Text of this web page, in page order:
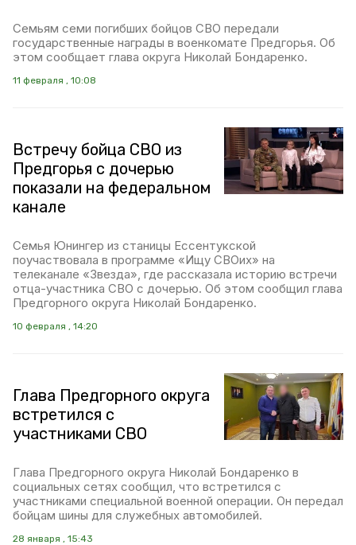
Семьям семи погибших бойцов СВО передали
государственные награды в военкомате Предгорья. Об
этом сообщает глава округа Николай Бондаренко.
11 февраля , 10:08
Встречу бойца СВО из
Предгорья с дочерью
показали на федеральном
канале
Семья Юнингер из станицы Ессентукской
поучаствовала в программе «Ищу СВОих» на
телеканале «Звезда», где рассказала историю встречи
отца-участника СВО с дочерью. Об этом сообщил глава
Предгорного округа Николай Бондаренко.
10 февраля , 14:20
Глава Предгорного округа
встретился с
участниками СВО
Глава Предгорного округа Николай Бондаренко в
социальных сетях сообщил, что встретился с
участниками специальной военной операции. Он передал
бойцам шины для служебных автомобилей.
28 января , 15:43